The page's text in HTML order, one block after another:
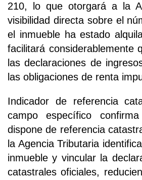
210, lo que otorgará a la
visibilidad directa sobre el
el inmueble ha estado
facilitará considerablemente
las declaraciones de
las obligaciones de renta
Indicador de referencia
campo específico
dispone de referencia
la Agencia Tributaria
inmueble y vincular la
catastrales oficiales,